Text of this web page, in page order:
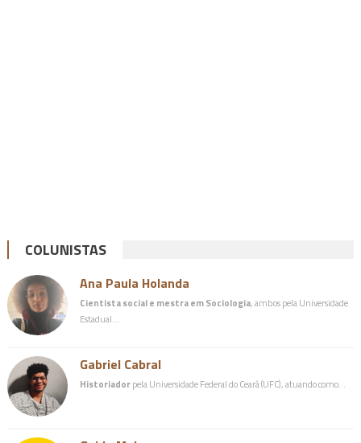
COLUNISTAS
Ana Paula Holanda
Cientista social e mestra em Sociologia, ambos pela Universidade
Estadual…
Gabriel Cabral
Historiadorpela Universidade Federal do Ceará (UFC), atuando como…